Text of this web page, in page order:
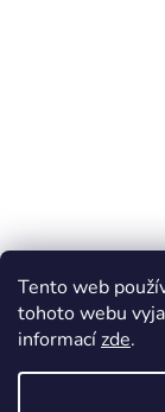
Tento web
tohoto webu
informacízde.